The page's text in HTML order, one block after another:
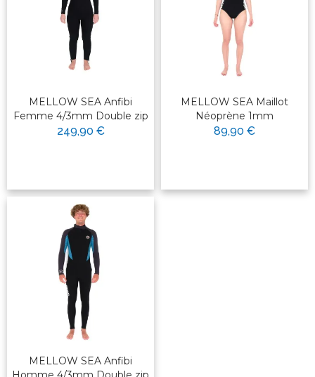
MELLOW SEA Anfibi
Femme 4/3mm Double zip
249,90 €
MELLOW SEA Maillot
Néoprène 1mm
89,90 €
MELLOW SEA Anfibi